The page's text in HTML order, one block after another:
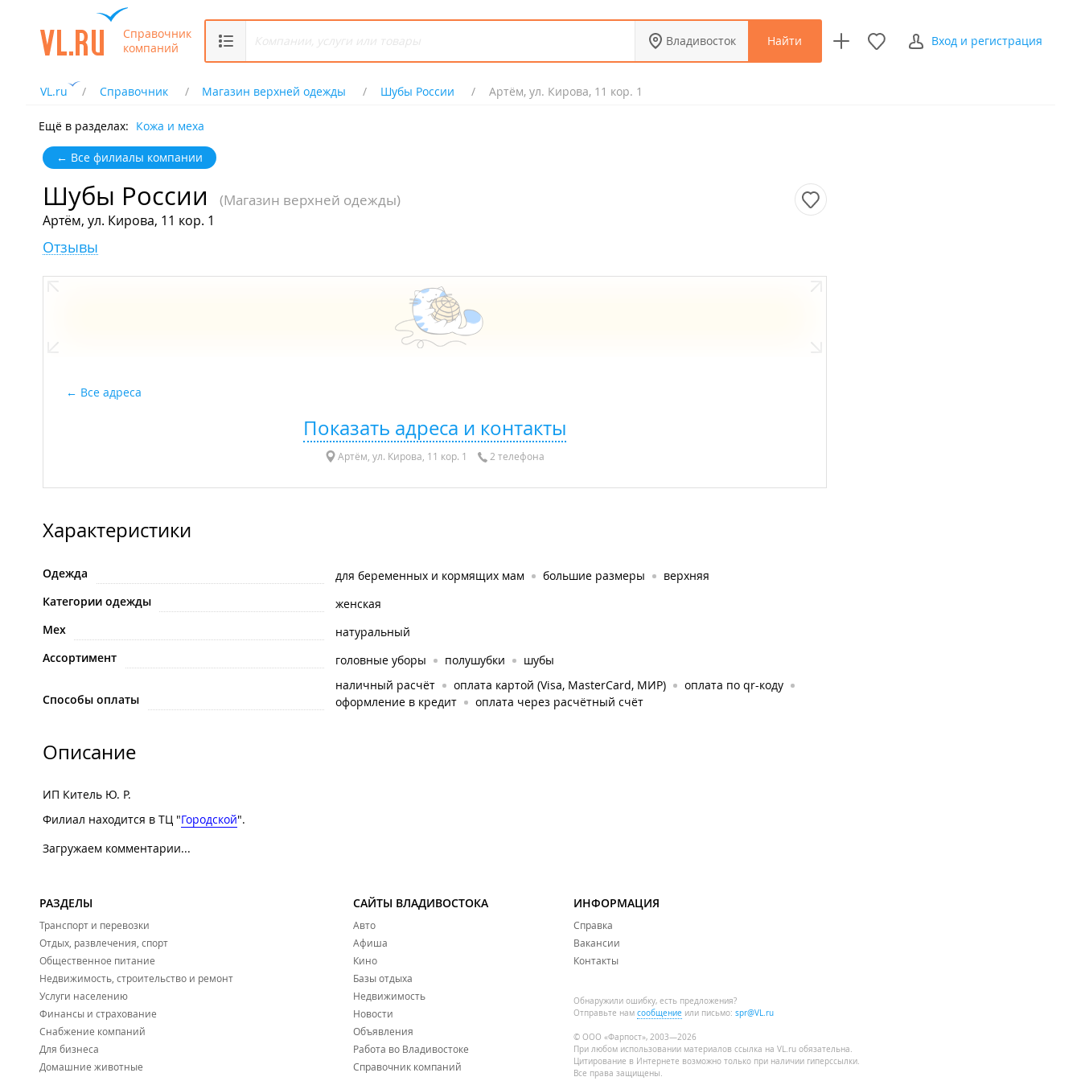
Справочник
компаний
Владивосток Найти Вход и регистрация
VL.ru Справочник Магазин верхней одежды Шубы России Артём, ул. Кирова, 11 кор. 1
Ещё в разделах: Кожа и меха
← Все филиалы компании
Шубы России (Магазин верхней одежды)
Артём, ул. Кирова, 11 кор. 1
Отзывы
Все адреса
Показать адреса и контакты
Артём, ул. Кирова, 11 кор. 1 2 телефона
Характеристики
Одежда для беременных и кормящих мам большие размеры
верхняя
Категории одежды
женская
Мех
натуральный
Ассортимент
головные уборы полушубки шубы
Способы оплаты
наличный расчёт оплата картой (Visa, MasterCard, МИР)
оплата по qr-коду
оформление в кредит
оплата через расчётный счёт
Описание
ИП Китель Ю. Р.
Филиал находится в ТЦ "Городской".
Загружаем комментарии...
РАЗДЕЛЫ
Транспорт и перевозки
Отдых, развлечения, спорт
Общественное питание
Недвижимость, строительство и ремонт
Услуги населению
Финансы и страхование
Снабжение компаний
Для бизнеса
Домашние животные
САЙТЫ ВЛАДИВОСТОКА
Авто
Афиша
Кино
Базы отдыха
Недвижимость
Новости
Объявления
Работа во Владивостоке
Справочник компаний
ИНФОРМАЦИЯ
Справка
Вакансии
Контакты
Обнаружили ошибку, есть предложения?
Отправьте нам сообщение или письмо: spr@VL.ru
© ООО «Фарпост», 2003—2026
При любом использовании материалов ссылка на VL.ru обязательна.
Цитирование в Интернете возможно только при наличии гиперссылки.
Все права защищены.